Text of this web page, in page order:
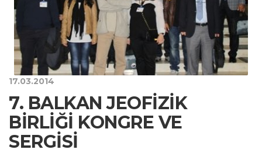
17.03.2014
7. BALKAN JEOFİZİK
BİRLİĞİ KONGRE VE
SERGİSİ